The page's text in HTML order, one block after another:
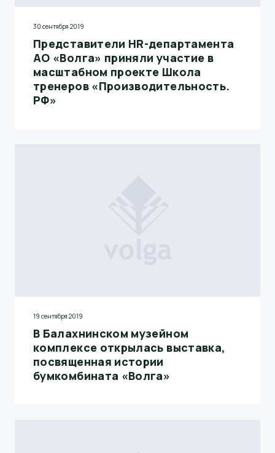
30 сентября 2019
Представители HR-департамента
АО «Волга» приняли участие в
масштабном проекте Школа
тренеров «Производительность.
РФ»
19 сентября 2019
В Балахнинском музейном
комплексе открылась выставка,
посвященная истории
бумкомбината «Волга»